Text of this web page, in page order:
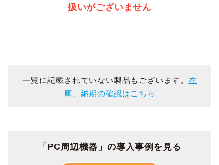
扱いがございません
一覧に記載されていない製品もございます。 在
庫、納期の確認はこちら
「PC周辺機器」の導入事例を見る